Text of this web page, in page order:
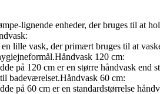
lignende enheder, der bruges til at
lille vask, der primært bruges til at
120 cm:
på 120 cm er en større håndvask
badeværelset.Håndvask 60 cm:
på 60 cm er en standardstørrelse